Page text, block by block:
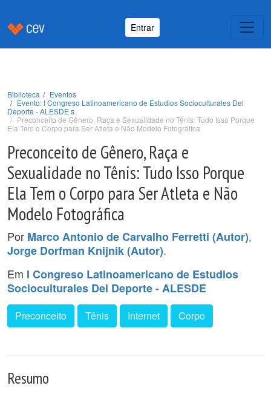
Entrar
Biblioteca
Eventos
Evento: I Congreso Latinoamericano de Estudios Socioculturales Del
Deporte - ALESDE s
Preconceito de Gênero, Raça e Sexualidade no Tênis: Tudo Isso Porque
Ela Tem o Corpo para Ser Atleta e Não Modelo Fotográfica
Preconceito de Gênero, Raça e
Sexualidade no Tênis: Tudo Isso Porque
Ela Tem o Corpo para Ser Atleta e Não
Modelo Fotográfica
Por Marco Antonio de Carvalho Ferretti (Autor),
Jorge Dorfman Knijnik (Autor).
Em I Congreso Latinoamericano de Estudios
Socioculturales Del Deporte - ALESDE
Preconceito Tênis Internet Corpo
Resumo